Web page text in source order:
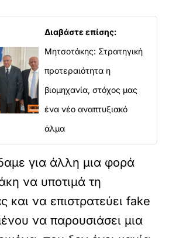
Διαβάστε επίσης:
Μητσοτάκης: Στρατηγική
προτεραιότητα η
βιομηχανία, στόχος μας
ένα νέο αναπτυξιακό
άλμα
για άλλη μια φορά
να υποτιμά τη
και να επιστρατεύει fake
να παρουσιάσει μια